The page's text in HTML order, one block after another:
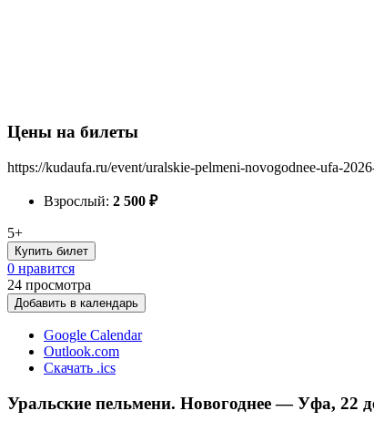
Цены на билеты
https://kudaufa.ru/event/uralskie-pelmeni-novogodnee-ufa-
Взрослый: 2 500 ₽
5+
Купить билет
0 нравится
24 просмотра
Добавить в календарь
Google Calendar
Outlook.com
Скачать .ics
Уральские пельмени. Новогоднее — Уфа, 22